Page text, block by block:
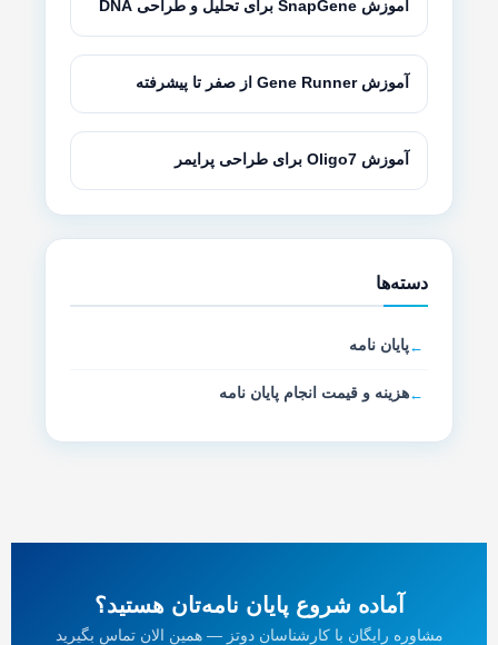
آموزش SnapGene برای تحلیل و طراحی DNA
آموزش Gene Runner از صفر تا پیشرفته
آموزش Oligo7 برای طراحی پرایمر
دسته‌ها
پایان نامه
هزینه و قیمت انجام پایان نامه
آماده شروع پایان نامه‌تان هستید؟
مشاوره رایگان با کارشناسان دوتز — همین الان تماس بگیرید